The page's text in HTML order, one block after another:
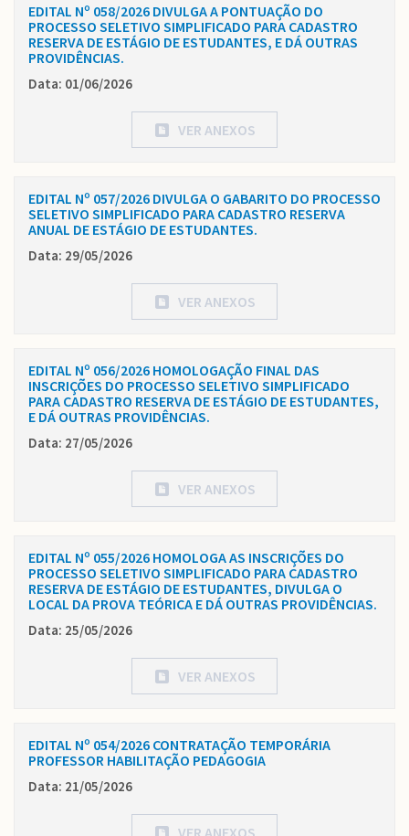
EDITAL Nº 058/2026 DIVULGA A PONTUAÇÃO DO
PROCESSO SELETIVO SIMPLIFICADO PARA CADASTRO
RESERVA DE ESTÁGIO DE ESTUDANTES, E DÁ OUTRAS
PROVIDÊNCIAS.
Data: 01/06/2026
VER ANEXOS
EDITAL Nº 057/2026 DIVULGA O GABARITO DO PROCESSO
SELETIVO SIMPLIFICADO PARA CADASTRO RESERVA
ANUAL DE ESTÁGIO DE ESTUDANTES.
Data: 29/05/2026
VER ANEXOS
EDITAL Nº 056/2026 HOMOLOGAÇÃO FINAL DAS
INSCRIÇÕES DO PROCESSO SELETIVO SIMPLIFICADO
PARA CADASTRO RESERVA DE ESTÁGIO DE ESTUDANTES,
E DÁ OUTRAS PROVIDÊNCIAS.
Data: 27/05/2026
VER ANEXOS
EDITAL Nº 055/2026 HOMOLOGA AS INSCRIÇÕES DO
PROCESSO SELETIVO SIMPLIFICADO PARA CADASTRO
RESERVA DE ESTÁGIO DE ESTUDANTES, DIVULGA O
LOCAL DA PROVA TEÓRICA E DÁ OUTRAS PROVIDÊNCIAS.
Data: 25/05/2026
VER ANEXOS
EDITAL Nº 054/2026 CONTRATAÇÃO TEMPORÁRIA
PROFESSOR HABILITAÇÃO PEDAGOGIA
Data: 21/05/2026
VER ANEXOS